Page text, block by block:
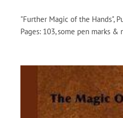
"Further Magic of the Hands",
Pages: 103, some pen marks &